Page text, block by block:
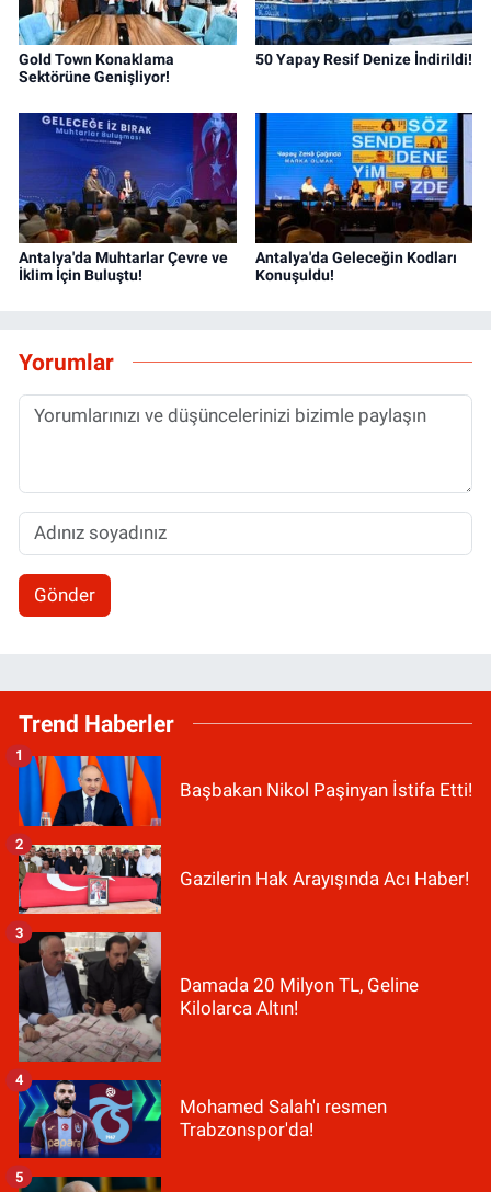
Gold Town Konaklama
Sektörüne Genişliyor!
50 Yapay Resif Denize İndirildi!
Antalya'da Muhtarlar Çevre ve
İklim İçin Buluştu!
Antalya'da Geleceğin Kodları
Konuşuldu!
Yorumlar
Gönder
Trend Haberler
Başbakan Nikol Paşinyan İstifa Etti!
1
Gazilerin Hak Arayışında Acı Haber!
2
Damada 20 Milyon TL, Geline
Kilolarca Altın!
3
Mohamed Salah'ı resmen
Trabzonspor'da!
4
5